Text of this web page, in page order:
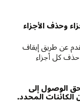
وحذف الأجزاء
عن طريق إيقاف
حذف كل أجزاء
الوصول إلى